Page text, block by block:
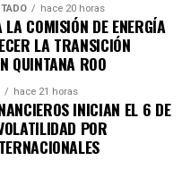
de WhatsApp de
las noticias más
Roo directamente
de WhatsApp
hace 20 horas
COMISIÓN DE ENERGÍA
LA TRANSICIÓN
QUINTANA ROO
hace 21 horas
INICIAN EL 6 DE
POR